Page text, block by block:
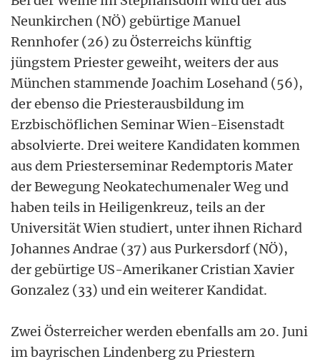
Neunkirchen (NÖ) gebürtige Manuel
Rennhofer (26) zu Österreichs künftig
jüngstem Priester geweiht, weiters der aus
München stammende Joachim Losehand (56),
der ebenso die Priesterausbildung im
Erzbischöflichen Seminar Wien-Eisenstadt
absolvierte. Drei weitere Kandidaten kommen
aus dem Priesterseminar Redemptoris Mater
der Bewegung Neokatechumenaler Weg und
haben teils in Heiligenkreuz, teils an der
Universität Wien studiert, unter ihnen Richard
Johannes Andrae (37) aus Purkersdorf (NÖ),
der gebürtige US-Amerikaner Cristian Xavier
Gonzalez (33) und ein weiterer Kandidat.
Zwei Österreicher werden ebenfalls am 20. Juni
im bayrischen Lindenberg zu Priestern